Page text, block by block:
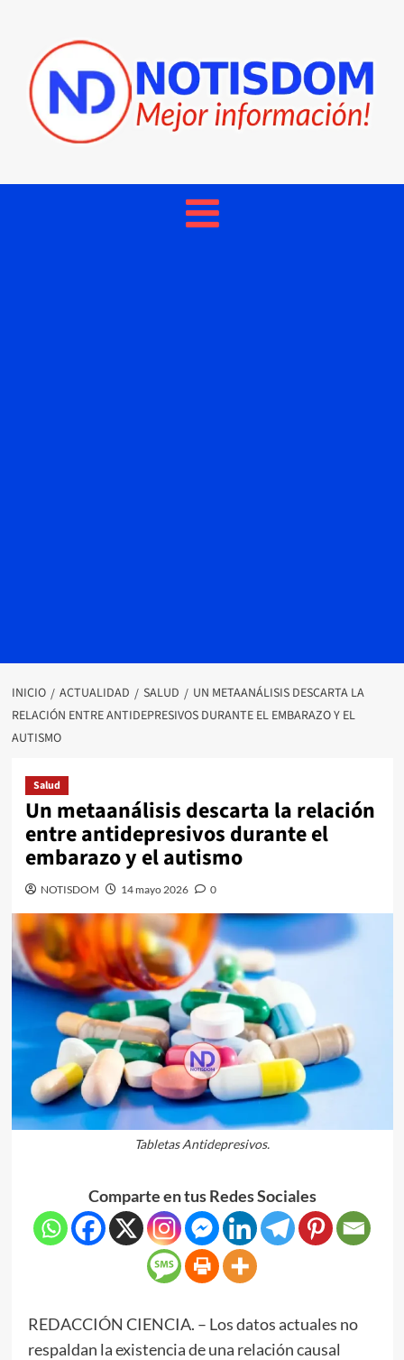
INICIO ACTUALIDAD SALUD
UN METAANÁLISIS DESCARTA LA
RELACIÓN ENTRE ANTIDEPRESIVOS DURANTE EL EMBARAZO Y EL
AUTISMO
Salud
Un metaanálisis descarta la relación
entre antidepresivos durante el
embarazo y el autismo
NOTISDOM 14 mayo 2026 0
Tabletas Antidepresivos.
Comparte en tus Redes Sociales
REDACCIÓN CIENCIA. – Los datos actuales no
respaldan la existencia de una relación causal